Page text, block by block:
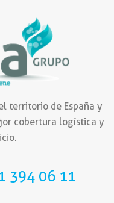
territorio de España y
cobertura logística y
394 06 11